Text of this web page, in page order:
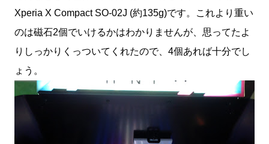
Xperia X Compact SO-02J (約135g)です。これより重い
のは磁石2個でいけるかはわかりませんが、思ってたよ
りしっかりくっついてくれたので、4個あれば十分でし
ょう。